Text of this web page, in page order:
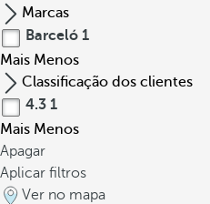
Marcas
Barceló 1
Mais Menos
Classificação dos clientes
4.3 1
Mais Menos
Apagar
Aplicar filtros
Ver no mapa